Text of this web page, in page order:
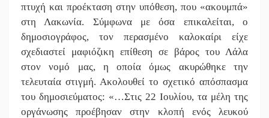
πτυχή και προέκταση στην υπόθεση, που «ακουμπά»
στη Λακωνία. Σύμφωνα με όσα επικαλείται, ο
δημοσιογράφος, τον περασμένο καλοκαίρι είχε
σχεδιαστεί μαφιόζικη επίθεση σε βάρος του Λάλα
στον νομό μας, η οποία όμως ακυρώθηκε την
τελευταία στιγμή. Ακολουθεί το σχετικό απόσπασμα
του δημοσιεύματος: «…Στις 22 Ιουλίου, τα μέλη της
οργάνωσης προέβησαν στην κλοπή ενός λευκού